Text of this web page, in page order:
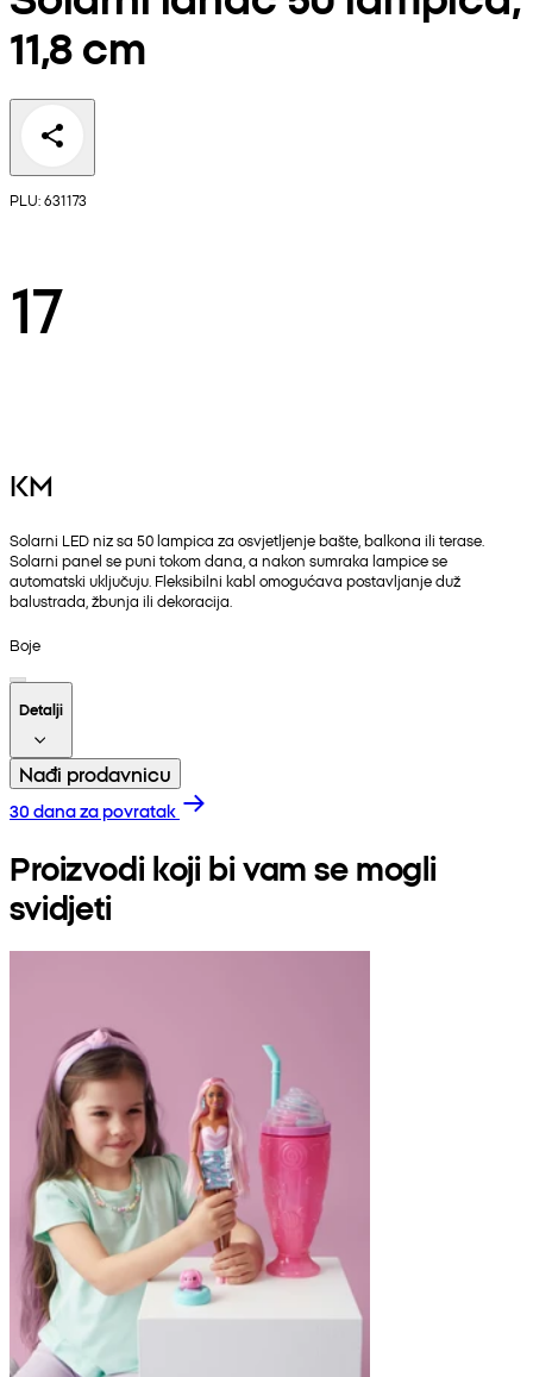
11,8 cm
PLU: 631173
17
KM
Solarni LED niz sa 50 lampica za osvjetljenje bašte, balkona ili terase.
Solarni panel se puni tokom dana, a nakon sumraka lampice se
automatski uključuju. Fleksibilni kabl omogućava postavljanje duž
balustrada, žbunja ili dekoracija.
Boje
Detalji
Nađi prodavnicu
30 dana za povratak
Proizvodi koji bi vam se mogli
svidjeti